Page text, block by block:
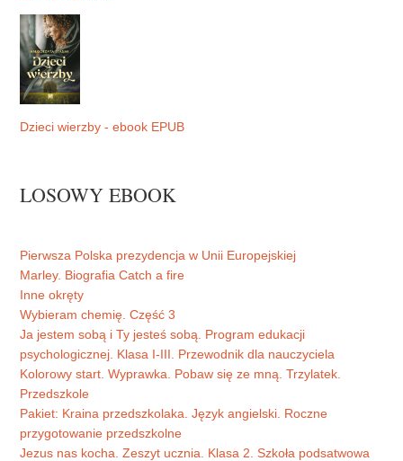
Dzieci wierzby - ebook EPUB
LOSOWY EBOOK
Pierwsza Polska prezydencja w Unii Europejskiej
Marley. Biografia Catch a fire
Inne okręty
Wybieram chemię. Część 3
Ja jestem sobą i Ty jesteś sobą. Program edukacji
psychologicznej. Klasa I-III. Przewodnik dla nauczyciela
Kolorowy start. Wyprawka. Pobaw się ze mną. Trzylatek.
Przedszkole
Pakiet: Kraina przedszkolaka. Język angielski. Roczne
przygotowanie przedszkolne
Jezus nas kocha. Zeszyt ucznia. Klasa 2. Szkoła podsatwowa